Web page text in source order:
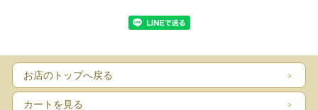
お店のトップへ戻る
カートを見る